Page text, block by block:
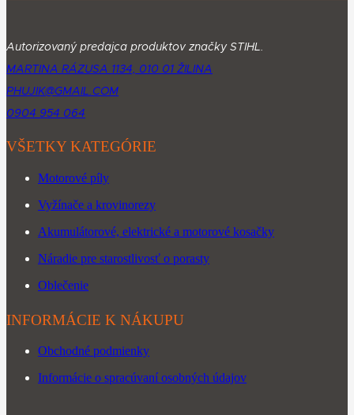
Autorizovaný predajca produktov značky STIHL.
MARTINA RÁZUSA 1134, 010 01 ŽILINA
PHUJIK@GMAIL.COM
0904 954 064
VŠETKY KATEGÓRIE
Motorové píly
Vyžínače a krovinorezy
Akumulátorové, elektrické a motorové kosačky
Náradie pre starostlivosť o porasty
Oblečenie
INFORMÁCIE K NÁKUPU
Obchodné podmienky
Informácie o spracúvaní osobných údajov